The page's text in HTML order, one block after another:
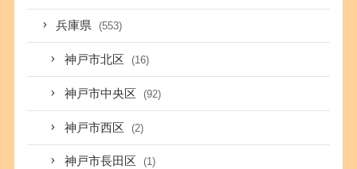
兵庫県 (553)
神戸市北区 (16)
神戸市中央区 (92)
神戸市西区 (2)
神戸市長田区 (1)